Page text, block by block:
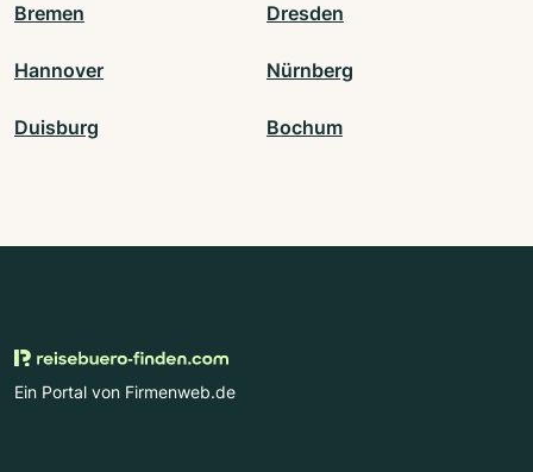
Bremen Dresden
Hannover Nürnberg
Duisburg Bochum
Ein Portal von Firmenweb.de